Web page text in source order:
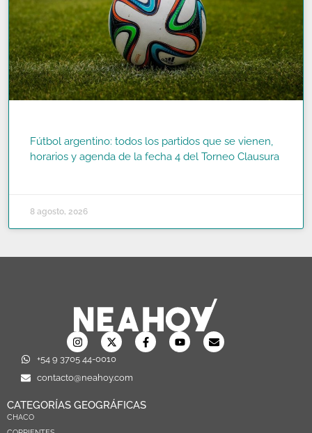
Fútbol argentino: todos los partidos que se vienen,
horarios y agenda de la fecha 4 del Torneo Clausura
8 agosto, 2026
+54 9 3705 44-0010
contacto@neahoy.com
CATEGORÍAS GEOGRÁFICAS
CHACO